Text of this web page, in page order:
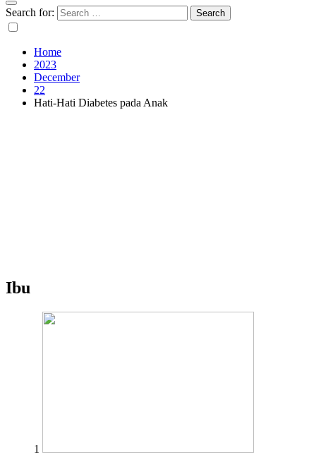
Search for:
Home
2023
December
22
Hati-Hati Diabetes pada Anak
Ibu
1